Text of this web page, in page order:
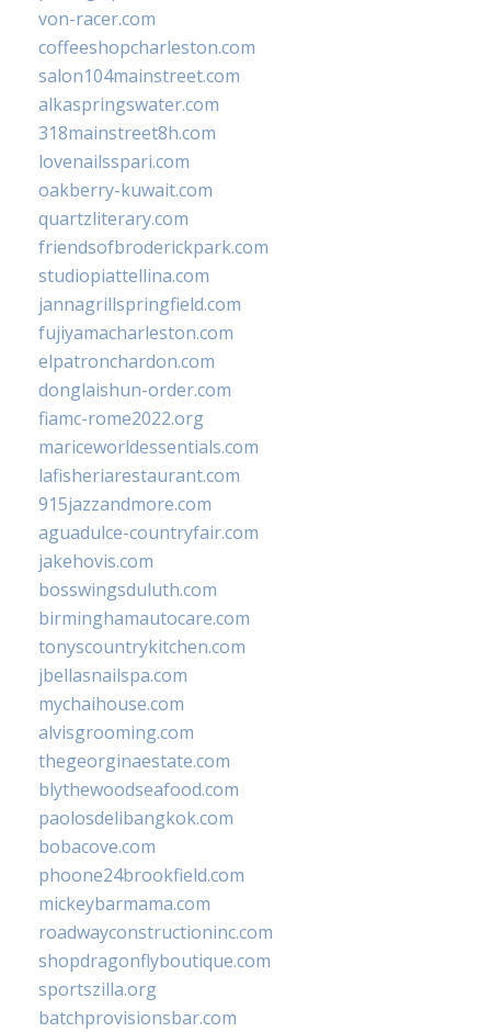
von-racer.com
coffeeshopcharleston.com
salon104mainstreet.com
alkaspringswater.com
318mainstreet8h.com
lovenailsspari.com
oakberry-kuwait.com
quartzliterary.com
friendsofbroderickpark.com
studiopiattellina.com
jannagrillspringfield.com
fujiyamacharleston.com
elpatronchardon.com
donglaishun-order.com
fiamc-rome2022.org
mariceworldessentials.com
lafisheriarestaurant.com
915jazzandmore.com
aguadulce-countryfair.com
jakehovis.com
bosswingsduluth.com
birminghamautocare.com
tonyscountrykitchen.com
jbellasnailspa.com
mychaihouse.com
alvisgrooming.com
thegeorginaestate.com
blythewoodseafood.com
paolosdelibangkok.com
bobacove.com
phoone24brookfield.com
mickeybarmama.com
roadwayconstructioninc.com
shopdragonflyboutique.com
sportszilla.org
batchprovisionsbar.com